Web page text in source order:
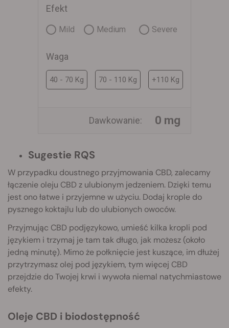
Efekt
Mild Medium Severe
Waga
40 - 70 Kg 70 - 110 Kg +110 Kg
Dawkowanie: 0 mg
Sugestie RQS
W przypadku doustnego przyjmowania CBD, zalecamy
łączenie oleju CBD z ulubionym jedzeniem. Dzięki temu
jest ono łatwe i przyjemne w użyciu. Dodaj krople do
pysznego koktajlu lub do ulubionych owoców.
Przyjmując CBD podjęzykowo, umieść kilka kropli pod
językiem i trzymaj je tam tak długo, jak możesz (około
jedną minutę). Mimo że połknięcie jest kuszące, im dłużej
przytrzymasz olej pod językiem, tym więcej CBD
przejdzie do Twojej krwi i wywoła niemal natychmiastowe
efekty.
Oleje CBD i biodostępność